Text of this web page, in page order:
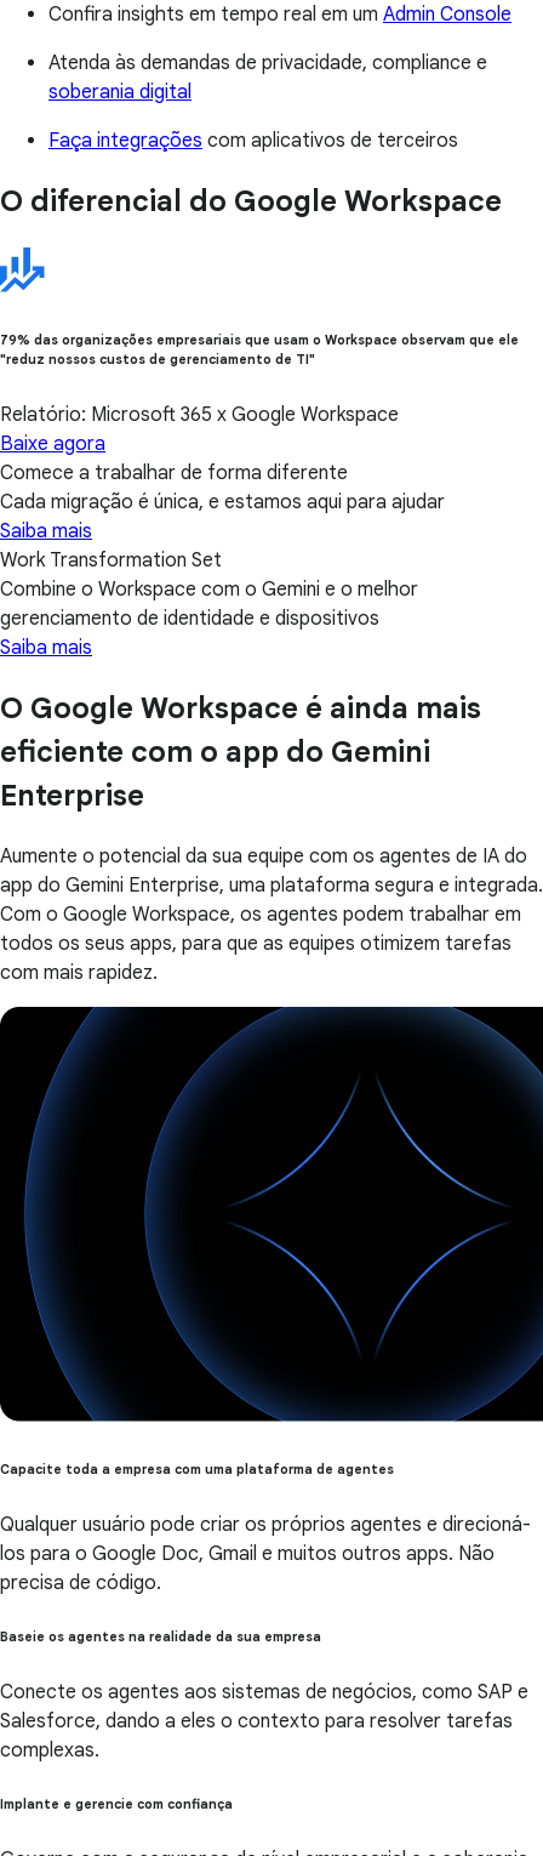
Confira insights em tempo real em um Admin Console
Atenda às demandas de privacidade, compliance e
soberania digital
Faça integrações com aplicativos de terceiros
O diferencial do Google Workspace
79% das organizações empresariais que usam o Workspace observam que ele
"reduz nossos custos de gerenciamento de TI"
Relatório: Microsoft 365 x Google Workspace
Baixe agora
Comece a trabalhar de forma diferente
Cada migração é única, e estamos aqui para ajudar
Saiba mais
Work Transformation Set
Combine o Workspace com o Gemini e o melhor
gerenciamento de identidade e dispositivos
Saiba mais
O Google Workspace é ainda mais
eficiente com o app do Gemini
Enterprise
Aumente o potencial da sua equipe com os agentes de IA do
app do Gemini Enterprise, uma plataforma segura e integrada.
Com o Google Workspace, os agentes podem trabalhar em
todos os seus apps, para que as equipes otimizem tarefas
com mais rapidez.
Capacite toda a empresa com uma plataforma de agentes
Qualquer usuário pode criar os próprios agentes e direcioná-
los para o Google Doc, Gmail e muitos outros apps. Não
precisa de código.
Baseie os agentes na realidade da sua empresa
Conecte os agentes aos sistemas de negócios, como SAP e
Salesforce, dando a eles o contexto para resolver tarefas
complexas.
Implante e gerencie com confiança